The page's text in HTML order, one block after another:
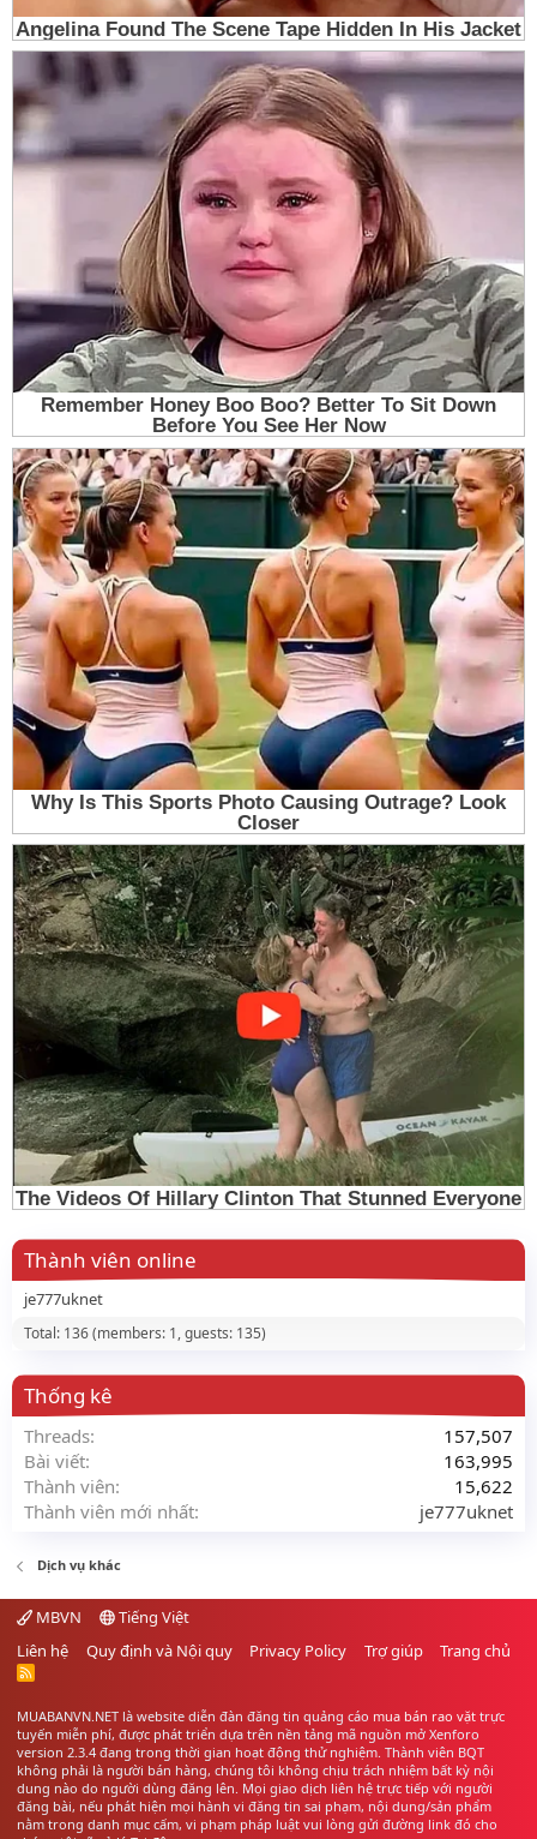
Thành viên online
je777uknet
Total: 136 (members: 1, guests: 135)
Thống kê
Threads
157,507
Bài viết
163,995
Thành viên
15,622
Thành viên mới nhất
je777uknet
Dịch vụ khác
MBVN
Tiếng Việt
Liên hệ
Quy định và Nội quy Privacy Policy Trợ giúp Trang chủ
R
MUABANVN.NET là website diễn đàn đăng tin quảng cáo mua bán rao vặt trực
tuyến miễn phí, được phát triển dựa trên nền tảng mã nguồn mở Xenforo
version 2.3.4 đang trong thời gian hoạt động thử nghiệm. Thành viên BQT
không phải là người bán hàng, chúng tôi không chịu trách nhiệm bất kỳ nội
dung nào do người dùng đăng lên. Mọi giao dịch liên hệ trực tiếp với người
đăng bài, nếu phát hiện mọi hành vi đăng tin sai phạm, nội dung/sản phẩm
nằm trong danh mục cấm, vi phạm pháp luật vui lòng gửi đường link đó cho